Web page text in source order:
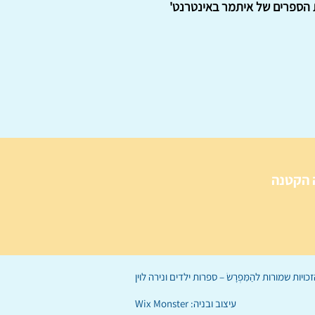
הספרים של איתמר באינטרנט'
הקטנה
הַמִּפְרָשׂ – ספרות ילדים ונירה לוין
עיצוב ובניה: Wix Monster